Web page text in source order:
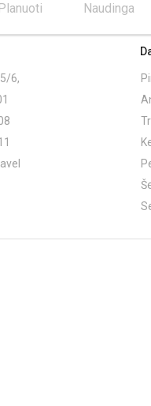
Planuoti Naudinga
6,